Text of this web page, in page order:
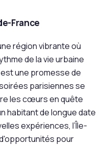
France
région vibrante où
de la vie urbaine
une promesse de
parisiennes se
les cœurs en quête
habitant de longue date
expériences, l’Île-
pour